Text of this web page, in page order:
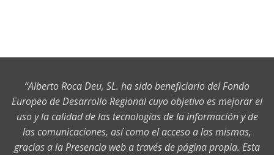
“Alberto Roca Deu, SL. ha sido beneficiario del Fondo
Europeo de Desarrollo Regional cuyo objetivo es mejorar el
uso y la calidad de las tecnologías de la información y de
las comunicaciones, así como el acceso a las mismas,
gracias a la Presencia web a través de página propia. Esta